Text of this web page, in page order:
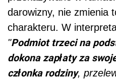
darowizny, nie zmienia
charakteru. W
"Podmiot trzeci na
dokona zapłaty za
członka rodziny,